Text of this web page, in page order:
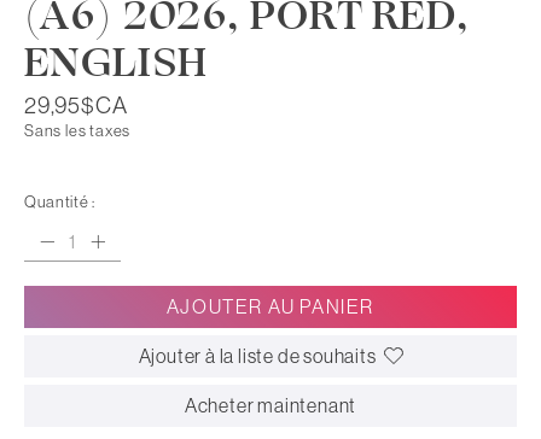
(A6) 2026, PORT RED,
ENGLISH
29,95$CA
Sans les taxes
Quantité :
AJOUTER AU PANIER
Ajouter à la liste de souhaits
Acheter maintenant